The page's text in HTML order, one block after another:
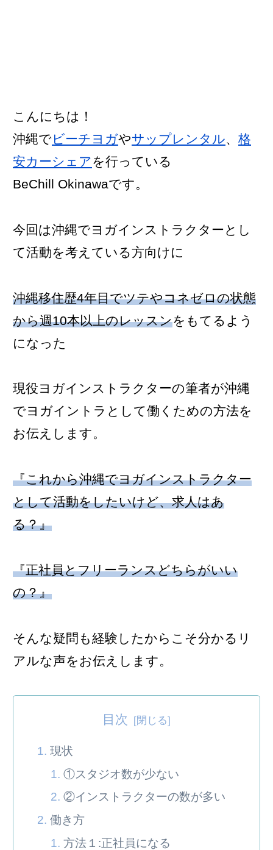
こんにちは！
沖縄でビーチヨガやサップレンタル、 格
安カーシェアを行っている
BeChill Okinawaです。
今回は沖縄でヨガインストラクターとし
て活動を考えている方向けに
沖縄移住歴4年目でツテやコネゼロの状態
から週10本以上のレッスンをもてるよう
になった
現役ヨガインストラクターの筆者が沖縄
でヨガイントラとして働くための方法を
お伝えします。
『これから沖縄でヨガインストラクター
として活動をしたいけど、求人はあ
る？』
『正社員とフリーランスどちらがいい
の？』
そんな疑問も経験したからこそ分かるリ
アルな声をお伝えします。
目次
現状
①スタジオ数が少ない
②インストラクターの数が多い
働き方
方法１:正社員になる